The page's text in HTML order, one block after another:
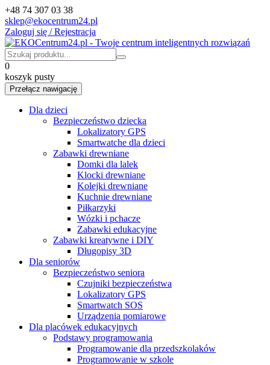
+48 74 307 03 38
sklep@ekocentrum24.pl
Zaloguj się / Rejestracja
0
koszyk pusty
Przełącz nawigację
Dla dzieci
Bezpieczeństwo dziecka
Lokalizatory GPS
Smartwatche dla dzieci
Zabawki drewniane
Domki dla lalek
Klocki drewniane
Kolejki drewniane
Kuchnie drewniane
Piłkarzyki
Wózki i pchacze
Zabawki edukacyjne
Zabawki kreatywne i DIY
Długopisy 3D
Dla seniorów
Bezpieczeństwo seniora
Czujniki bezpieczeństwa
Lokalizatory GPS
Smartwatch SOS
Urządzenia pomiarowe
Dla placówek edukacyjnych
Podstawy programowania
Programowanie dla przedszkolaków
Programowanie w szkole